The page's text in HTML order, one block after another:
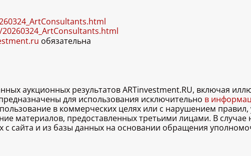
обязательна
аукционных результатов ARTinvestment.RU, включая
для использования исключительно в
в коммерческих целях или с нарушением
материалов, предоставленных третьими лицами. В
с сайта и из базы данных на основании обращения